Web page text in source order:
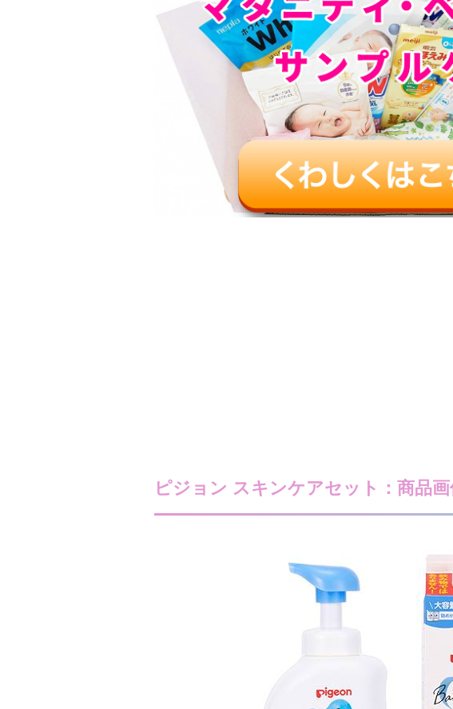
ピジョン スキンケアセット：商品